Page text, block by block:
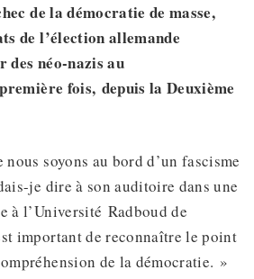
de la démocratie de masse,
de l’élection allemande
néo-nazis au
fois, depuis la Deuxième
soyons au bord d’un fascisme
je dire à son auditoire dans une
à l’Université Radboud de
important de reconnaître le point
de la démocratie. »